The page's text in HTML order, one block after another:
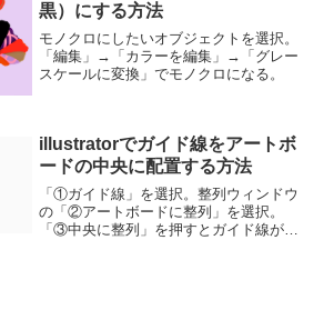
黒）にする方法
モノクロにしたいオブジェクトを選択。
「編集」→「カラーを編集」→「グレー
スケールに変換」でモノクロになる。
illustratorでガイド線をアートボ
ードの中央に配置する方法
「①ガイド線」を選択。整列ウィンドウ
の「②アートボードに整列」を選択。
「③中央に整列」を押すとガイド線がア